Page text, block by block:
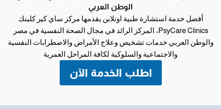
الوطن العربي
أفضل خدمة استشارة طبية اونلاين يقدمها مركز ساي كير كلينك
PsyCare Clinics، المركز الرائد في مجال الصحة النفسية في مصر
والوطن العربي خدمات تشخيص وعلاج الأمراض والاضطرابات النفسية
والاجتماعية والسلوكية لكافة المراحل العمرية
اطلب الخدمة الآن